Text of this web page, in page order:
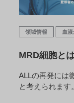
領域情報 血
MRD細胞とは
ALLの再発には
と考えられま